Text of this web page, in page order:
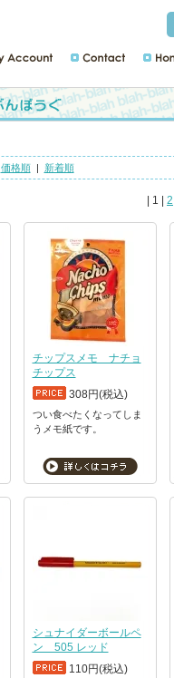
価格順| 新着順
| 1 | 2
チップスメモ ナチョ
チップス
308円(税込)
つい食べたくなってしま
うメモ紙です。
シュナイダーボールペ
ン 505 レッド
110円(税込)